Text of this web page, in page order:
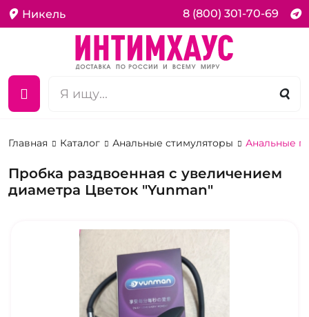
Никель 8 (800) 301-70-69
Главная Каталог Анальные стимуляторы Анальные
Пробка раздвоенная с увеличением
диаметра Цветок "Yunman"